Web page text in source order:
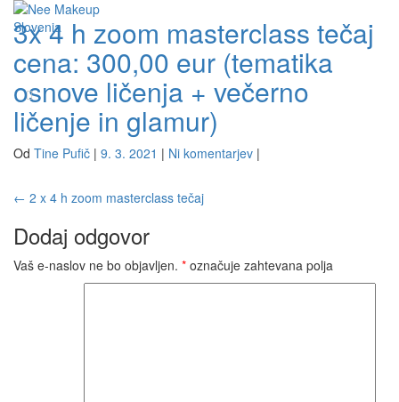
3x 4 h zoom masterclass tečaj
cena: 300,00 eur (tematika
osnove ličenja + večerno
ličenje in glamur)
Od Tine Pufič | 9. 3. 2021 | Ni komentarjev |
Navigacija
prispevka
← 2 x 4 h zoom masterclass tečaj
Dodaj odgovor
Vaš e-naslov ne bo objavljen. * označuje zahtevana polja